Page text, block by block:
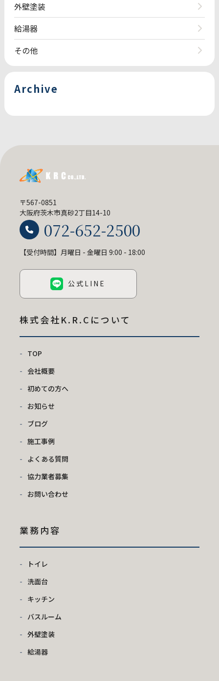
外壁塗装
給湯器
その他
Archive
〒567-0851
大阪府茨木市真砂2丁目14-10
072-652-2500
【受付時間】月曜日 - 金曜日 9:00 - 18:00
公式LINE
株式会社K.R.C について
TOP
会社概要
初めての方へ
お知らせ
ブログ
施工事例
よくある質問
協力業者募集
お問い合わせ
業務内容
トイレ
洗面台
キッチン
バスルーム
外壁塗装
給湯器